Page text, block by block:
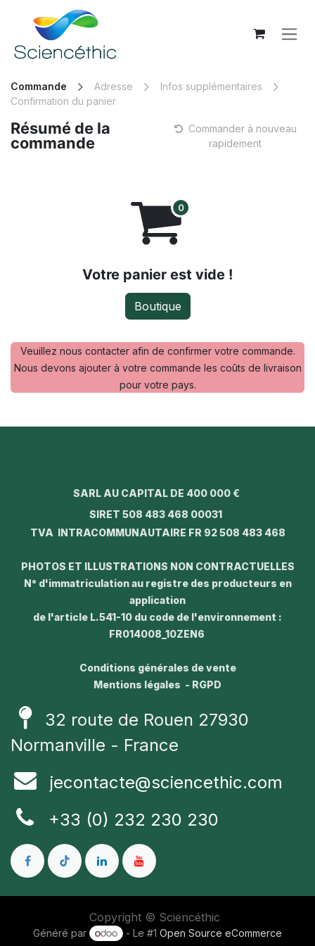
Se rendre au contenu
Commande Adresse
Infos supplémentaires
Confirmation du panier
Résumé de la
commande
Commander à nouveau
rapidement
Votre panier est vide !
Boutique
Veuillez nous contacter afin de confirmer votre commande.
Nous devons ajouter à votre commande les coûts de livraison
pour votre pays.
SARL AU CAPITAL DE 400 000 €
SIRET 508 483 468 00031
TVA INTRACOMMUNAUTAIRE FR 92 508 483 468
PHOTOS ET ILLUSTRATIONS NON CONTRACTUELLES
N° d'immatriculation au registre des producteurs en
application
de l'article L.541-10 du code de l'environnement :
FR014008_10ZEN6
Conditions générales de vente
Mentions légales - RGPD
32 route de Rouen 27930
Normanville - France
jecontacte@sciencethic.com
+33 (0) 232 230 230
Copyright © Sciencéthic
Généré par - Le #1Open Source eCommerce